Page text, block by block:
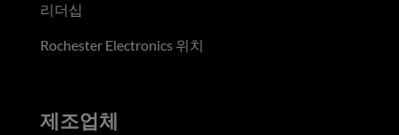
리더십
Rochester Electronics 위치
제조업체